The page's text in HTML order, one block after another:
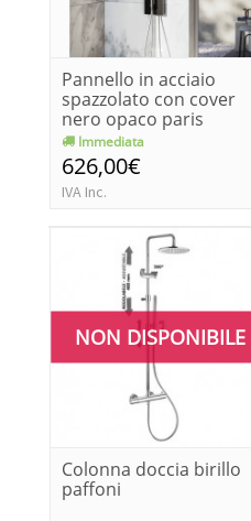
Pannello in acciaio
spazzolato con cover
nero opaco paris
carbon
Immediata
626,00€
IVA Inc.
NON DISPONIBILE
Colonna doccia birillo
paffoni